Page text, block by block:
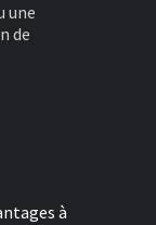
une
de
à